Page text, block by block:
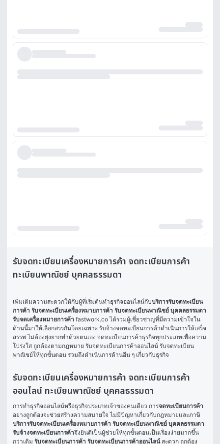
รับจดทะเบียนเครื่องหมายการค้า จดทะเบียนการค้า
ทะเบียนพาณิชย์ บุคคลธรรมดา
เพิ่มเติมความสะดวกให้กับผู้ที่เริ่มต้นทำธุรกิจออนไลน์กับบริการรับจดทะเบียน
การค้า รับจดทะเบียนเครื่องหมายการค้า รับจดทะเบียนพาณิชย์ บุคคลธรรมดา
รับจดเครื่องหมายการค้า fastwork.co ได้รวมผู้เชี่ยวชาญที่มีความเข้าใจใน
ด้านนี้มาให้เลือกสรรกันโดยเฉพาะ รับจ้างจดทะเบียนการค้าดำเนินการให้เสร็จ
สรรพ ไม่ต้องยุ่งยากทำด้วยตนเอง จดทะเบียนการค้าธุรกิจทุกประเภทเพื่อความ
โปร่งใส ถูกต้องตามกฎหมาย รับจดทะเบียนการค้าออนไลน์ รับจดทะเบียน
พาณิชย์ให้ทุกขั้นตอน รวมถึงดำเนินการด้านอื่น ๆ เกี่ยวกับธุรกิจ
รับจดทะเบียนเครื่องหมายการค้า จดทะเบียนการค้า
ออนไลน์ ทะเบียนพาณิชย์ บุคคลธรรมดา
การทำธุรกิจออนไลน์หรือธุรกิจประเภทเจ้าของคนเดียว การจดทะเบียนการค้า
บริการรับจดทะเบียนเครื่องหมายการค้า รับจดทะเบียนพาณิชย์ บุคคลธรรมดา
รับจ้างจดทะเบียนการค้าจึงยินดีเป็นผู้ช่วยให้ทุกขั้นตอนเป็นเรื่องง่ายมากขึ้น
กว่าเดิม รับจดทะเบียนการค้า รับจดทะเบียนการค้าออนไลน์ สะดวก ถูกต้อง